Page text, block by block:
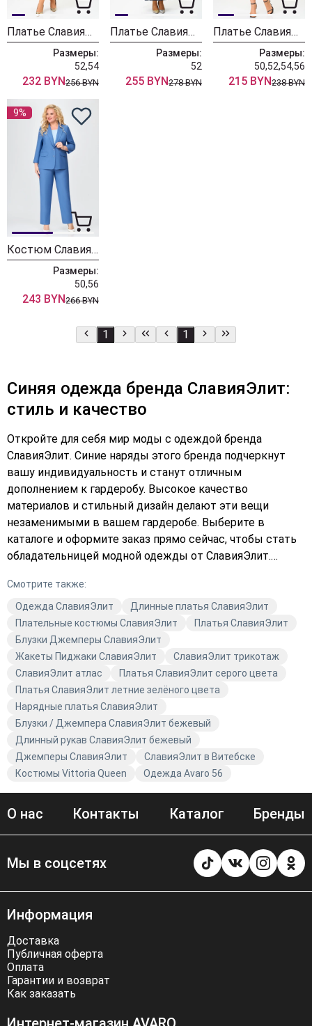
Платье СлавияЭлит 562 светло-синий
Размеры:
52,54
232 BYN256 BYN
Платье СлавияЭлит 561 синий
Размеры:
52
255 BYN278 BYN
Платье СлавияЭлит 537 синий
Размеры:
50,52,54,56
215 BYN238 BYN
9%
Костюм СлавияЭлит 524-1 деним
Размеры:
50,56
243 BYN266 BYN
1 1
Синяя одежда бренда СлавияЭлит:
стиль и качество
Откройте для себя мир моды с одеждой бренда
СлавияЭлит. Синие наряды этого бренда подчеркнут
вашу индивидуальность и станут отличным
дополнением к гардеробу. Высокое качество
материалов и стильный дизайн делают эти вещи
незаменимыми в вашем гардеробе. Выберите в
каталоге и оформите заказ прямо сейчас, чтобы стать
обладательницей модной одежды от СлавияЭлит.
любого случая, и добавьте его в корзину уже сегодня.
Смотрите также:
Одежда СлавияЭлит
Длинные платья СлавияЭлит
Плательные костюмы СлавияЭлит
Платья СлавияЭлит
Блузки Джемперы СлавияЭлит
Жакеты Пиджаки СлавияЭлит
СлавияЭлит трикотаж
СлавияЭлит атлас
Платья СлавияЭлит серого цвета
Платья СлавияЭлит летние зелёного цвета
Нарядные платья СлавияЭлит
Блузки / Джемпера СлавияЭлит бежевый
Длинный рукав СлавияЭлит бежевый
Джемперы СлавияЭлит
СлавияЭлит в Витебске
Костюмы Vittoria Queen
Одежда Avaro 56
О нас Контакты Каталог Бренды
Мы в соцсетях
Информация
Доставка
Публичная оферта
Оплата
Гарантии и возврат
Как заказать